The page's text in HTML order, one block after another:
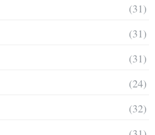
(31)
(31)
(31)
(24)
(32)